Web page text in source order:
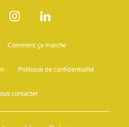
Comment ça marche
Politique de confidentialité
contacter